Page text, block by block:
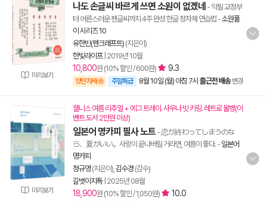
미리보기
나도 손글씨 바르게 쓰면 소원이 없겠네 - 악필 교정부
터 어른스러운 펜글씨까지 4주 완성 한글 정자체 연습법 -소원풀
이 시리즈 10
유한빈(펜크래프트) (지은이)
한빛라이프| 2019년 10월
10,800원 (10% 할인 / 600원) 9.3
양탄자배송 주말특급 8월 10일 (월) 아침 7시 출근전 배송 변경
미리보기
웰니스 여름 리추얼 + 에그 트레이. 사우나 빗 키링. 레트로 물병(이
벤트 도서 2만원 이상)
일본어 명카피 필사 노트 - 恋が終わってしまうのな
ら、夏がいい。사랑이 끝나버릴 거라면, 여름이 좋다.- 일본어
명카피
정규영(지은이), 김수경 (감수)
길벗이지톡| 2025년 08월
18,900원 (10% 할인 / 1,050원) 10.0